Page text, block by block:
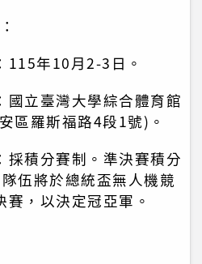
115年10月2-3日。
國立臺灣大學綜合體育館
區羅斯福路4段1號)。
採積分賽制。準決賽積分
伍將於總統盃無人機競
賽，以決定冠亞軍。